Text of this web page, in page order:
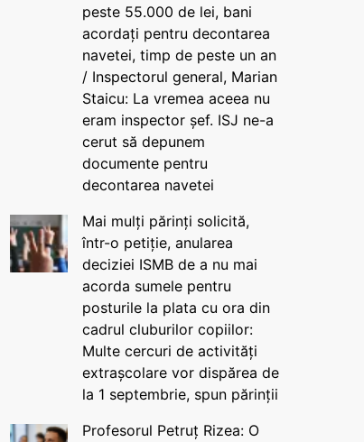
peste 55.000 de lei, bani
acordați pentru decontarea
navetei, timp de peste un an
/ Inspectorul general, Marian
Staicu: La vremea aceea nu
eram inspector șef. ISJ ne-a
cerut să depunem
documente pentru
decontarea navetei
Mai mulți părinți solicită,
într-o petiție, anularea
deciziei ISMB de a nu mai
acorda sumele pentru
posturile la plata cu ora din
cadrul cluburilor copiilor:
Multe cercuri de activități
extrașcolare vor dispărea de
la 1 septembrie, spun părinții
Profesorul Petruț Rizea: O